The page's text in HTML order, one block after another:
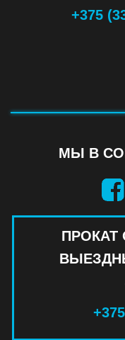
+375
МЫ В
ПРОКАТ